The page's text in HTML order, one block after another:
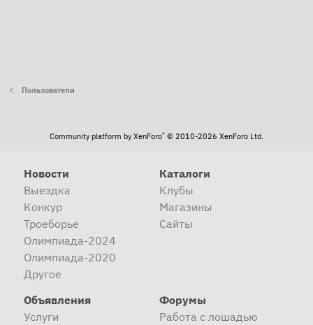
Пользователи
Community platform by XenForo® © 2010-2026 XenForo Ltd.
Новости
Выездка
Конкур
Троеборье
Олимпиада-2024
Олимпиада-2020
Другое
Каталоги
Клубы
Магазины
Сайты
Объявления
Услуги
Форумы
Работа с лошадью